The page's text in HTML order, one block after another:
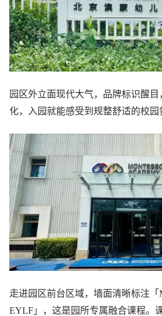
园区外立面现代大气，品牌标识醒
化，入园就能感受到规整舒适的校园
走进园区前台区域，墙面清晰标注「
EYLF」，这是园所专属融合课程。